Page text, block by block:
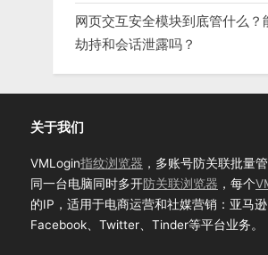
网页交互安全模块到底管什么？
劫持和会话泄露吗？
关于我们
VMLogin指纹浏览器 ，多账号防关联批量
同一台电脑同时多开防关联浏览器 ，每个
的IP，适用于电商运营和社媒营销：亚马
Facebook、Twitter、Tinder等平台业务。